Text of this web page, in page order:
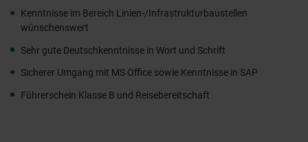
Kenntnisse im Bereich Linien-/Infrastrukturbaustellen
wünschenswert
Sehr gute Deutschkenntnisse in Wort und Schrift
Sicherer Umgang mit MS Office sowie Kenntnisse in SAP
Führerschein Klasse B und Reisebereitschaft